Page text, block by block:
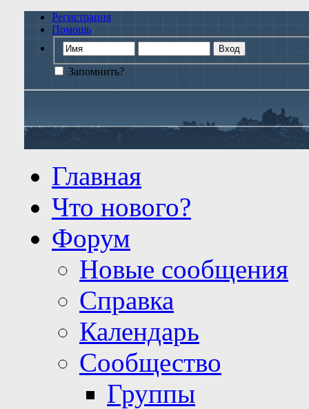
Регистрация
Помощь
Запомнить?
Главная
Что нового?
Форум
Новые сообщения
Справка
Календарь
Сообщество
Группы